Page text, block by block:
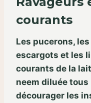
courants
Les pucerons,
escargots et les
courants de la
neem diluée tous
décourager les